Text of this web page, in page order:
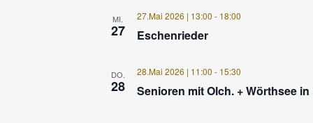
MI.
27 Eschenrieder
27.Mai 2026 | 13:00 - 18:00
DO.
28 Senioren mit Olch. + Wörthsee in
28.Mai 2026 | 11:00 - 15:30